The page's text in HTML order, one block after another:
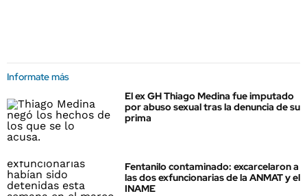
Informate más
El ex GH Thiago Medina fue imputado
por abuso sexual tras la denuncia de su
prima
Fentanilo contaminado: excarcelaron a
las dos exfuncionarias de la ANMAT y el
INAME